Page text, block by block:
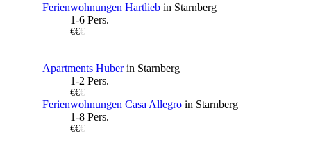
Ferienwohnungen Hartliebin Starnberg
1-6 Pers.
€€€
Apartments Huberin Starnberg
1-2 Pers.
€€€
Ferienwohnungen Casa Allegroin Starnberg
1-8 Pers.
€€€